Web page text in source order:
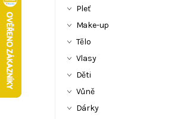
Pleť
Make-up
Tělo
Vlasy
Děti
Vůně
Dárky